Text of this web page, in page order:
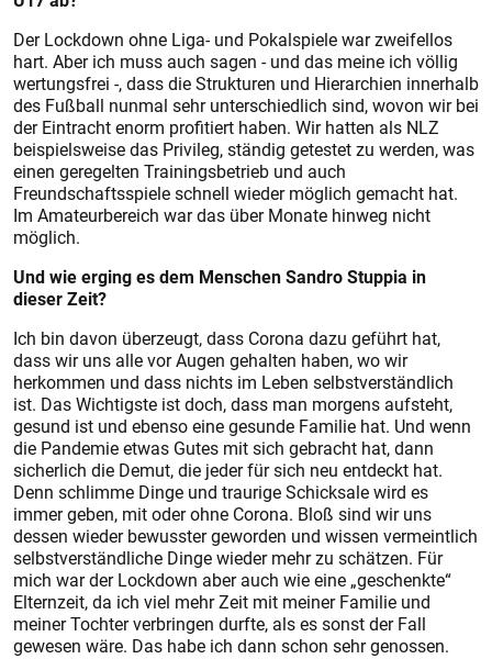
Der Lockdown ohne Liga- und Pokalspiele war zweifellos
hart. Aber ich muss auch sagen - und das meine ich völlig
wertungsfrei -, dass die Strukturen und Hierarchien innerhalb
des Fußball nunmal sehr unterschiedlich sind, wovon wir bei
der Eintracht enorm profitiert haben. Wir hatten als NLZ
beispielsweise das Privileg, ständig getestet zu werden, was
einen geregelten Trainingsbetrieb und auch
Freundschaftsspiele schnell wieder möglich gemacht hat.
Im Amateurbereich war das über Monate hinweg nicht
möglich.
Und wie erging es dem Menschen Sandro Stuppia in
dieser Zeit?
Ich bin davon überzeugt, dass Corona dazu geführt hat,
dass wir uns alle vor Augen gehalten haben, wo wir
herkommen und dass nichts im Leben selbstverständlich
ist. Das Wichtigste ist doch, dass man morgens aufsteht,
gesund ist und ebenso eine gesunde Familie hat. Und wenn
die Pandemie etwas Gutes mit sich gebracht hat, dann
sicherlich die Demut, die jeder für sich neu entdeckt hat.
Denn schlimme Dinge und traurige Schicksale wird es
immer geben, mit oder ohne Corona. Bloß sind wir uns
dessen wieder bewusster geworden und wissen vermeintlich
selbstverständliche Dinge wieder mehr zu schätzen. Für
mich war der Lockdown aber auch wie eine „geschenkte“
Elternzeit, da ich viel mehr Zeit mit meiner Familie und
meiner Tochter verbringen durfte, als es sonst der Fall
gewesen wäre. Das habe ich dann schon sehr genossen.